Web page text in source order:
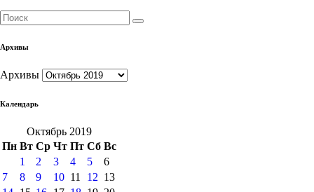
Архивы
Архивы
Календарь
Октябрь 2019
Пн Вт Ср Чт Пт Сб Вс
1
2 3 4 5
6
7
8 9 10 11 12 13